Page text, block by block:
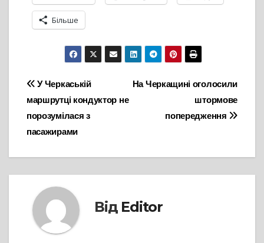
Більше
Навігація
записів
На Черкащині оголосили
штормове
попередження
У Черкаській
маршрутці кондуктор не
порозумілася з
пасажирами
Від Editor